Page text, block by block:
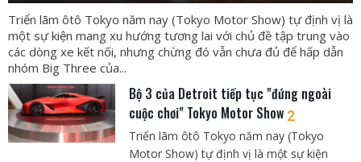
Triển lãm ôtô Tokyo năm nay (Tokyo Motor Show) tự định vị là
một sự kiện mang xu hướng tương lai với chủ đề tập trung vào
các dòng xe kết nối, nhưng chừng đó vẫn chưa đủ để hấp dẫn
nhóm Big Three của...
Bộ 3 của Detroit tiếp tục "đứng ngoài
cuộc chơi" Tokyo Motor Show 2
Triển lãm ôtô Tokyo năm nay (Tokyo
Motor Show) tự định vị là một sự kiện